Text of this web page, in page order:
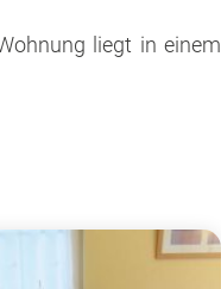
liegt in einem